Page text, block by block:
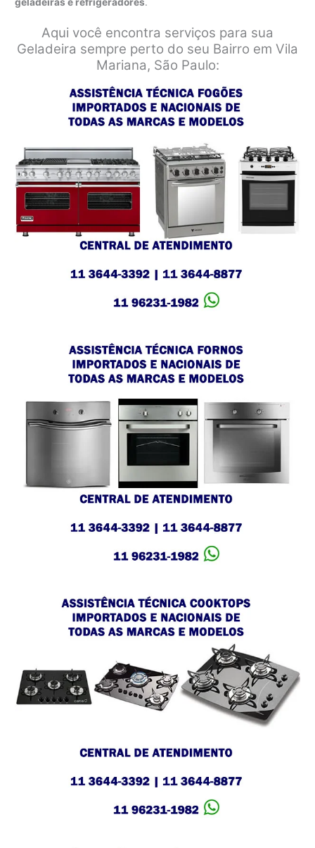
geladeiras e refrigeradores.
Aqui você encontra serviços para sua
Geladeira sempre perto do seu Bairro em Vila
Mariana, São Paulo: